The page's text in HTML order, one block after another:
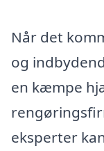
Når det
og
en kæmpe
eksperter